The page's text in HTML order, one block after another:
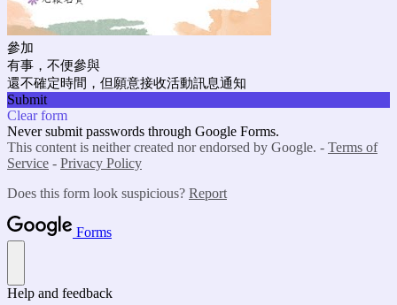
參加
有事，不便參與
還不確定時間，但願意接收活動訊息通知
Submit
Clear form
Never submit passwords through Google Forms.
This content is neither created nor endorsed by Google. - Terms of
Service - Privacy Policy
Does this form look suspicious? Report
Forms
Help and feedback